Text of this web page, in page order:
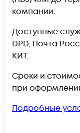
компании.
Доступные
DPD, Почта
КИТ.
Сроки и
при
Подробные